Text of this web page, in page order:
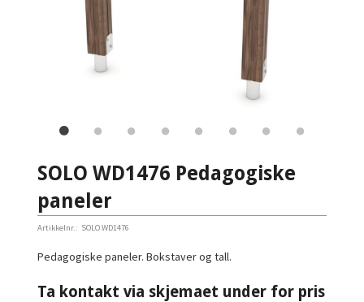
SOLO WD1476 Pedagogiske
paneler
Artikkelnr.: SOLO WD1476
Pedagogiske paneler. Bokstaver og tall.
Ta kontakt via skjemaet under for pris